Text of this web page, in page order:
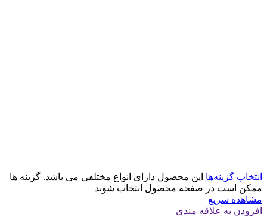
انتخاب گزینه‌ها این محصول دارای انواع مختلفی می باشد. گزینه ها
ممکن است در صفحه محصول انتخاب شوند
مشاهده سریع
افزودن به علاقه مندی